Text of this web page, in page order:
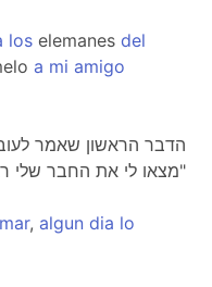
los elemanes del
a mi amigo
"מצאו לי את החבר שלי
mar, algun dia lo